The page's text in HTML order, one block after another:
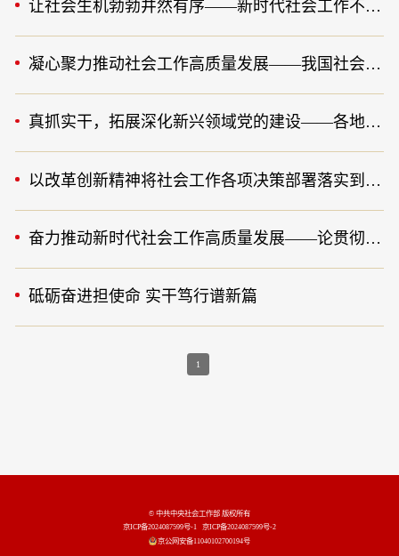
让社会生机勃勃井然有序——新时代社会工作不断加强
凝心聚力推动社会工作高质量发展——我国社会工作取得新成效、开创新局面
真抓实干，拓展深化新兴领域党的建设——各地深入学习贯彻全国社会工作部长会议精神
以改革创新精神将社会工作各项决策部署落实到位——与会代表深入学习领会全国社会工作部长会议精神
奋力推动新时代社会工作高质量发展——论贯彻落实全国社会工作部长会议精神
砥砺奋进担使命 实干笃行谱新篇
1
© 中共中央社会工作部 版权所有
京ICP备2024087599号-1
京ICP备2024087599号-2
京公网安备11040102700194号